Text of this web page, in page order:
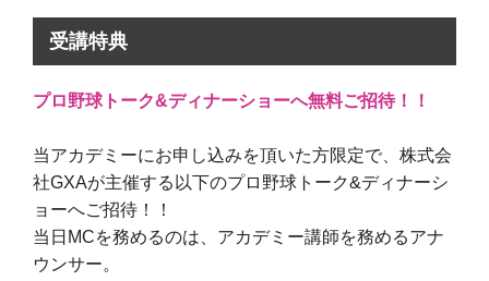
受講特典
プロ野球トーク&ディナーショーへ無料ご招待！！
当アカデミーにお申し込みを頂いた方限定で、株式会
社GXAが主催する以下のプロ野球トーク&ディナーシ
ョーへご招待！！
当日MCを務めるのは、アカデミー講師を務めるアナ
ウンサー。